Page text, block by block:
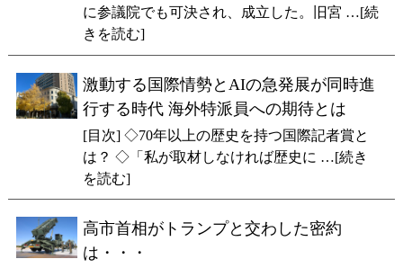
に参議院でも可決され、成立した。旧宮 …[続
きを読む]
激動する国際情勢とAIの急発展が同時進
行する時代 海外特派員への期待とは
[目次] ◇70年以上の歴史を持つ国際記者賞と
は？ ◇「私が取材しなければ歴史に …[続き
を読む]
高市首相がトランプと交わした密約
は・・・